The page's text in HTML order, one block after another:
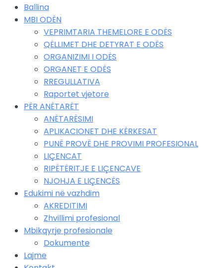
Ballina
MBI ODËN
VEPRIMTARIA THEMELORE E ODËS
QËLLIMET DHE DETYRAT E ODËS
ORGANIZIMI I ODËS
ORGANET E ODËS
RREGULLATIVA
Raportet vjetore
PËR ANËTARËT
ANËTARËSIMI
APLIKACIONET DHE KËRKESAT
PUNË PROVË DHE PROVIMI PROFESIONAL
LIÇENCAT
RIPËTËRITJE E LIÇENCAVE
NJOHJA E LIÇENCËS
Edukimi në vazhdim
AKREDITIMI
Zhvillimi profesional
Mbikqyrje profesionale
Dokumente
Lajme